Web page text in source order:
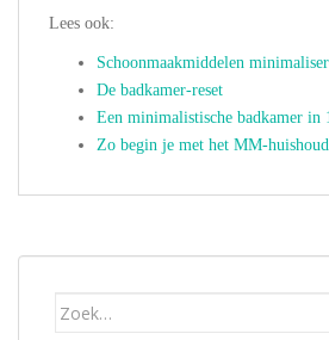
Lees ook:
Schoonmaakmiddelen
De badkamer-reset
Een minimalistische badkamer in
Zo begin je met het MM-
Zoek